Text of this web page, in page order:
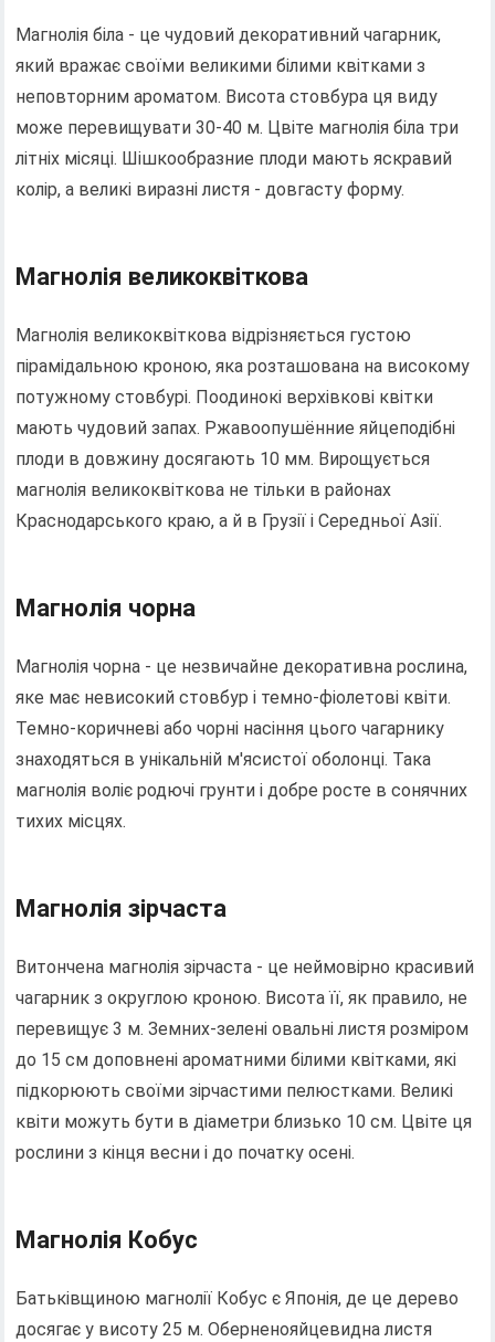
Магнолія біла - це чудовий декоративний чагарник,
який вражає своїми великими білими квітками з
неповторним ароматом. Висота стовбура ця виду
може перевищувати 30-40 м. Цвіте магнолія біла три
літніх місяці. Шішкообразние плоди мають яскравий
колір, а великі виразні листя - довгасту форму.
Магнолія великоквіткова
Магнолія великоквіткова відрізняється густою
пірамідальною кроною, яка розташована на високому
потужному стовбурі. Поодинокі верхівкові квітки
мають чудовий запах. Ржавоопушённие яйцеподібні
плоди в довжину досягають 10 мм. Вирощується
магнолія великоквіткова не тільки в районах
Краснодарського краю, а й в Грузії і Середньої Азії.
Магнолія чорна
Магнолія чорна - це незвичайне декоративна рослина,
яке має невисокий стовбур і темно-фіолетові квіти.
Темно-коричневі або чорні насіння цього чагарнику
знаходяться в унікальній м'ясистої оболонці. Така
магнолія воліє родючі грунти і добре росте в сонячних
тихих місцях.
Магнолія зірчаста
Витончена магнолія зірчаста - це неймовірно красивий
чагарник з округлою кроною. Висота її, як правило, не
перевищує 3 м. Земних-зелені овальні листя розміром
до 15 см доповнені ароматними білими квітками, які
підкорюють своїми зірчастими пелюстками. Великі
квіти можуть бути в діаметри близько 10 см. Цвіте ця
рослини з кінця весни і до початку осені.
Магнолія Кобус
Батьківщиною магнолії Кобус є Японія, де це дерево
досягає у висоту 25 м. Оберненояйцевидна листя